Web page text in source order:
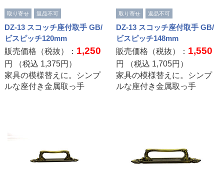
取り寄せ 返品不可
DZ-13 スコッチ座付取手 GB/
ビスピッチ120mm
販売価格（税抜）： 1,250
円 （税込 1,375円）
家具の模様替えに。シンプ
ルな座付き金属取っ手
取り寄せ 返品不可
DZ-13 スコッチ座付取手 GB/
ビスピッチ148mm
販売価格（税抜）： 1,550
円 （税込 1,705円）
家具の模様替えに。シンプ
ルな座付き金属取っ手